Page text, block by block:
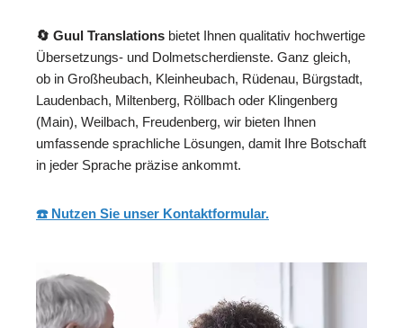
🔄 Guul Translations bietet Ihnen qualitativ hochwertige
Übersetzungs- und Dolmetscherdienste. Ganz gleich,
ob in Großheubach, Kleinheubach, Rüdenau, Bürgstadt,
Laudenbach, Miltenberg, Röllbach oder Klingenberg
(Main), Weilbach, Freudenberg, wir bieten Ihnen
umfassende sprachliche Lösungen, damit Ihre Botschaft
in jeder Sprache präzise ankommt.
☎️ Nutzen Sie unser Kontaktformular.